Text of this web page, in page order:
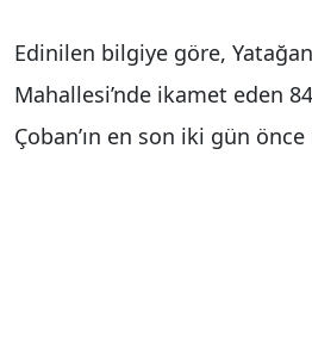
Edinilen bilgiye göre,
Mahallesi’nde ikamet eden
Çoban’ın en son iki gün